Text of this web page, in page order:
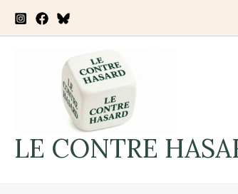
LE CONTRE